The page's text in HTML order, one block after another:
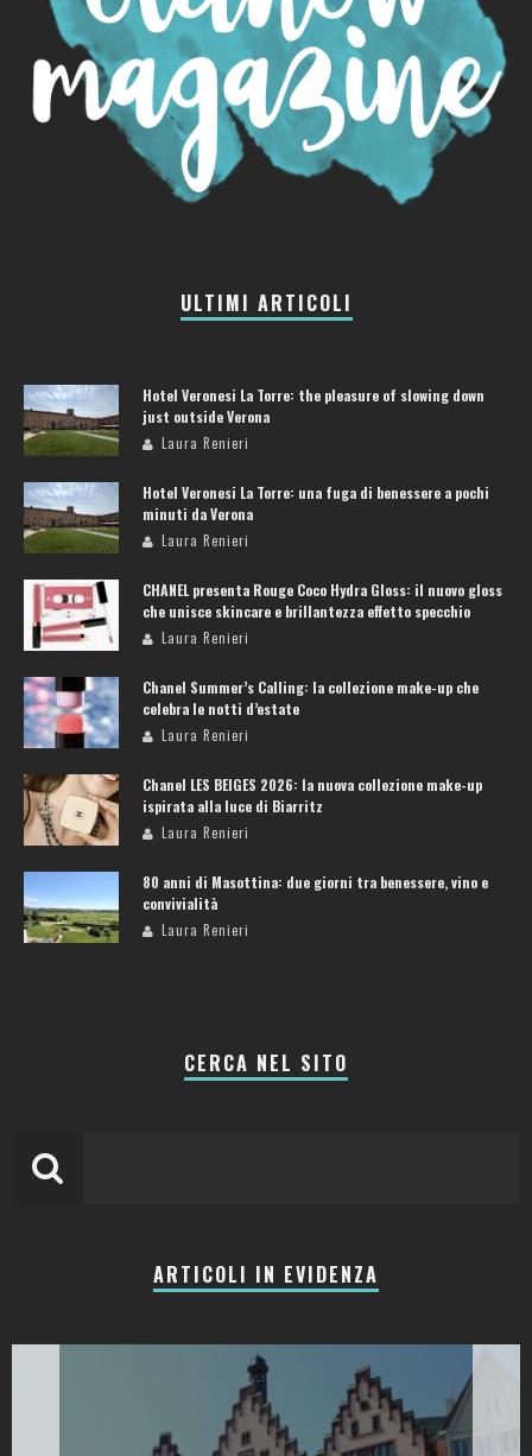
ULTIMI ARTICOLI
Hotel Veronesi La Torre: the pleasure of slowing down
just outside Verona
Laura Renieri
Hotel Veronesi La Torre: una fuga di benessere a pochi
minuti da Verona
Laura Renieri
CHANEL presenta Rouge Coco Hydra Gloss: il nuovo gloss
che unisce skincare e brillantezza effetto specchio
Laura Renieri
Chanel Summer’s Calling: la collezione make-up che
celebra le notti d’estate
Laura Renieri
Chanel LES BEIGES 2026: la nuova collezione make-up
ispirata alla luce di Biarritz
Laura Renieri
80 anni di Masottina: due giorni tra benessere, vino e
convivialità
Laura Renieri
CERCA NEL SITO
ARTICOLI IN EVIDENZA